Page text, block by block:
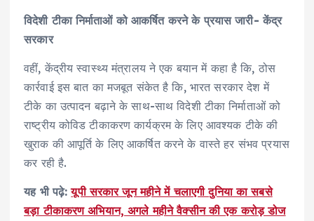
विदेशी टीका निर्माताओं को आकर्षित करने के प्रयास जारी- केंद्र
सरकार
वहीं, केंद्रीय स्वास्थ्य मंत्रालय ने एक बयान में कहा है कि, ठोस
कार्रवाई इस बात का मजबूत संकेत है कि, भारत सरकार देश में
टीके का उत्पादन बढ़ाने के साथ-साथ विदेशी टीका निर्माताओं को
राष्ट्रीय कोविड टीकाकरण कार्यक्रम के लिए आवश्यक टीके की
खुराक की आपूर्ति के लिए आकर्षित करने के वास्ते हर संभव प्रयास
कर रही है.
यह भी पढ़े:यूपी सरकार जून महीने में चलाएगी दुनिया का सबसे
बड़ा टीकाकरण अभियान, अगले महीने वैक्सीन की एक करोड़ डोज